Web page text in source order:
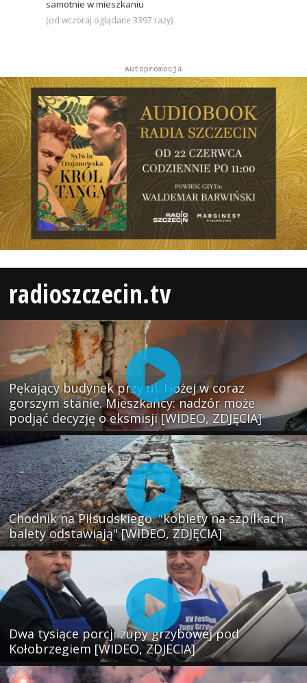
samotnie w mieszkaniu
(od wczoraj oglądane 3397 razy)
Autopromocja
radioszczecin.tv
Pękający budynek przy ul. Hożej w coraz
gorszym stanie. Mieszkańcy: nadzór może
podjąć decyzję o eksmisji [WIDEO, ZDJĘCIA]
Chodnik na Piłsudskiego: "kobiety na szpilkach
balety odstawiają" [WIDEO, ZDJĘCIA]
Dwa tysiące porcji zupy grzybowej pod
Kołobrzegiem [WIDEO, ZDJECIA]